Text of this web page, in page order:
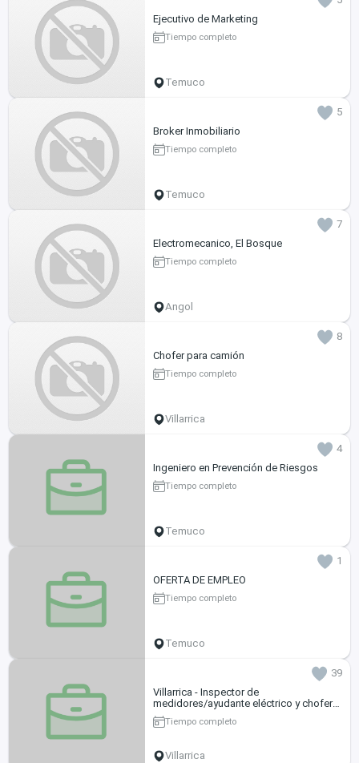
Ejecutivo de Marketing
Tiempo completo
Temuco
5
Broker Inmobiliario
Tiempo completo
Temuco
7
Electromecanico, El Bosque
Tiempo completo
Angol
8
Chofer para camión
Tiempo completo
Villarrica
4
Ingeniero en Prevención de Riesgos
Tiempo completo
Temuco
1
OFERTA DE EMPLEO
Tiempo completo
Temuco
39
Villarrica - Inspector de
medidores/ayudante eléctrico y chofer
de vehículos livianos
Tiempo completo
Villarrica